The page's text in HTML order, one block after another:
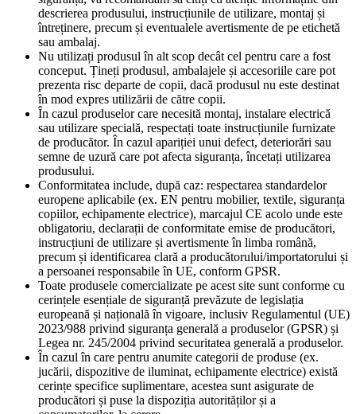
descrierea produsului, instrucțiunile de utilizare, montaj și
întreținere, precum și eventualele avertismente de pe etichetă
sau ambalaj.
Nu utilizați produsul în alt scop decât cel pentru care a fost
conceput. Țineți produsul, ambalajele și accesoriile care pot
prezenta risc departe de copii, dacă produsul nu este destinat
în mod expres utilizării de către copii.
În cazul produselor care necesită montaj, instalare electrică
sau utilizare specială, respectați toate instrucțiunile furnizate
de producător. În cazul apariției unui defect, deteriorări sau
semne de uzură care pot afecta siguranța, încetați utilizarea
produsului.
Conformitatea include, după caz: respectarea standardelor
europene aplicabile (ex. EN pentru mobilier, textile, siguranța
copiilor, echipamente electrice), marcajul CE acolo unde este
obligatoriu, declarații de conformitate emise de producători,
instrucțiuni de utilizare și avertismente în limba română,
precum și identificarea clară a producătorului/importatorului și
a persoanei responsabile în UE, conform GPSR.
Toate produsele comercializate pe acest site sunt conforme cu
cerințele esențiale de siguranță prevăzute de legislația
europeană și națională în vigoare, inclusiv Regulamentul (UE)
2023/988 privind siguranța generală a produselor (GPSR) și
Legea nr. 245/2004 privind securitatea generală a produselor.
În cazul în care pentru anumite categorii de produse (ex.
jucării, dispozitive de iluminat, echipamente electrice) există
cerințe specifice suplimentare, acestea sunt asigurate de
producători și puse la dispoziția autorităților și a